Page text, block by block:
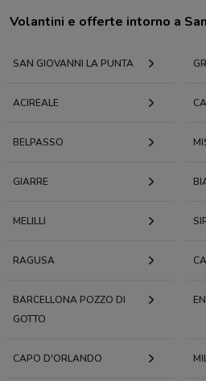
Volantini e offerte intorno a
SAN GIOVANNI LA PUNTA
ACIREALE
BELPASSO
GIARRE
MELILLI
RAGUSA
BARCELLONA POZZO DI
GOTTO
CAPO D'ORLANDO